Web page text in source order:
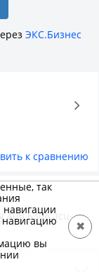
ЭКС.Бизнес
к сравнению
40В 630A, Icu-
так
навигацию
вы
✖